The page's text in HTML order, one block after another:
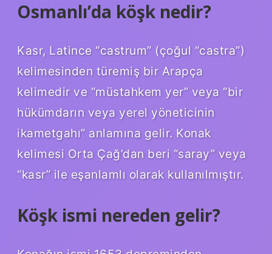
Osmanlı’da köşk nedir?
Kasr, Latince “castrum” (çoğul “castra”)
kelimesinden türemiş bir Arapça
kelimedir ve “müstahkem yer” veya “bir
hükümdarın veya yerel yöneticinin
ikametgahı” anlamına gelir. Konak
kelimesi Orta Çağ’dan beri “saray” veya
“kasr” ile eşanlamlı olarak kullanılmıştır.
Köşk ismi nereden gelir?